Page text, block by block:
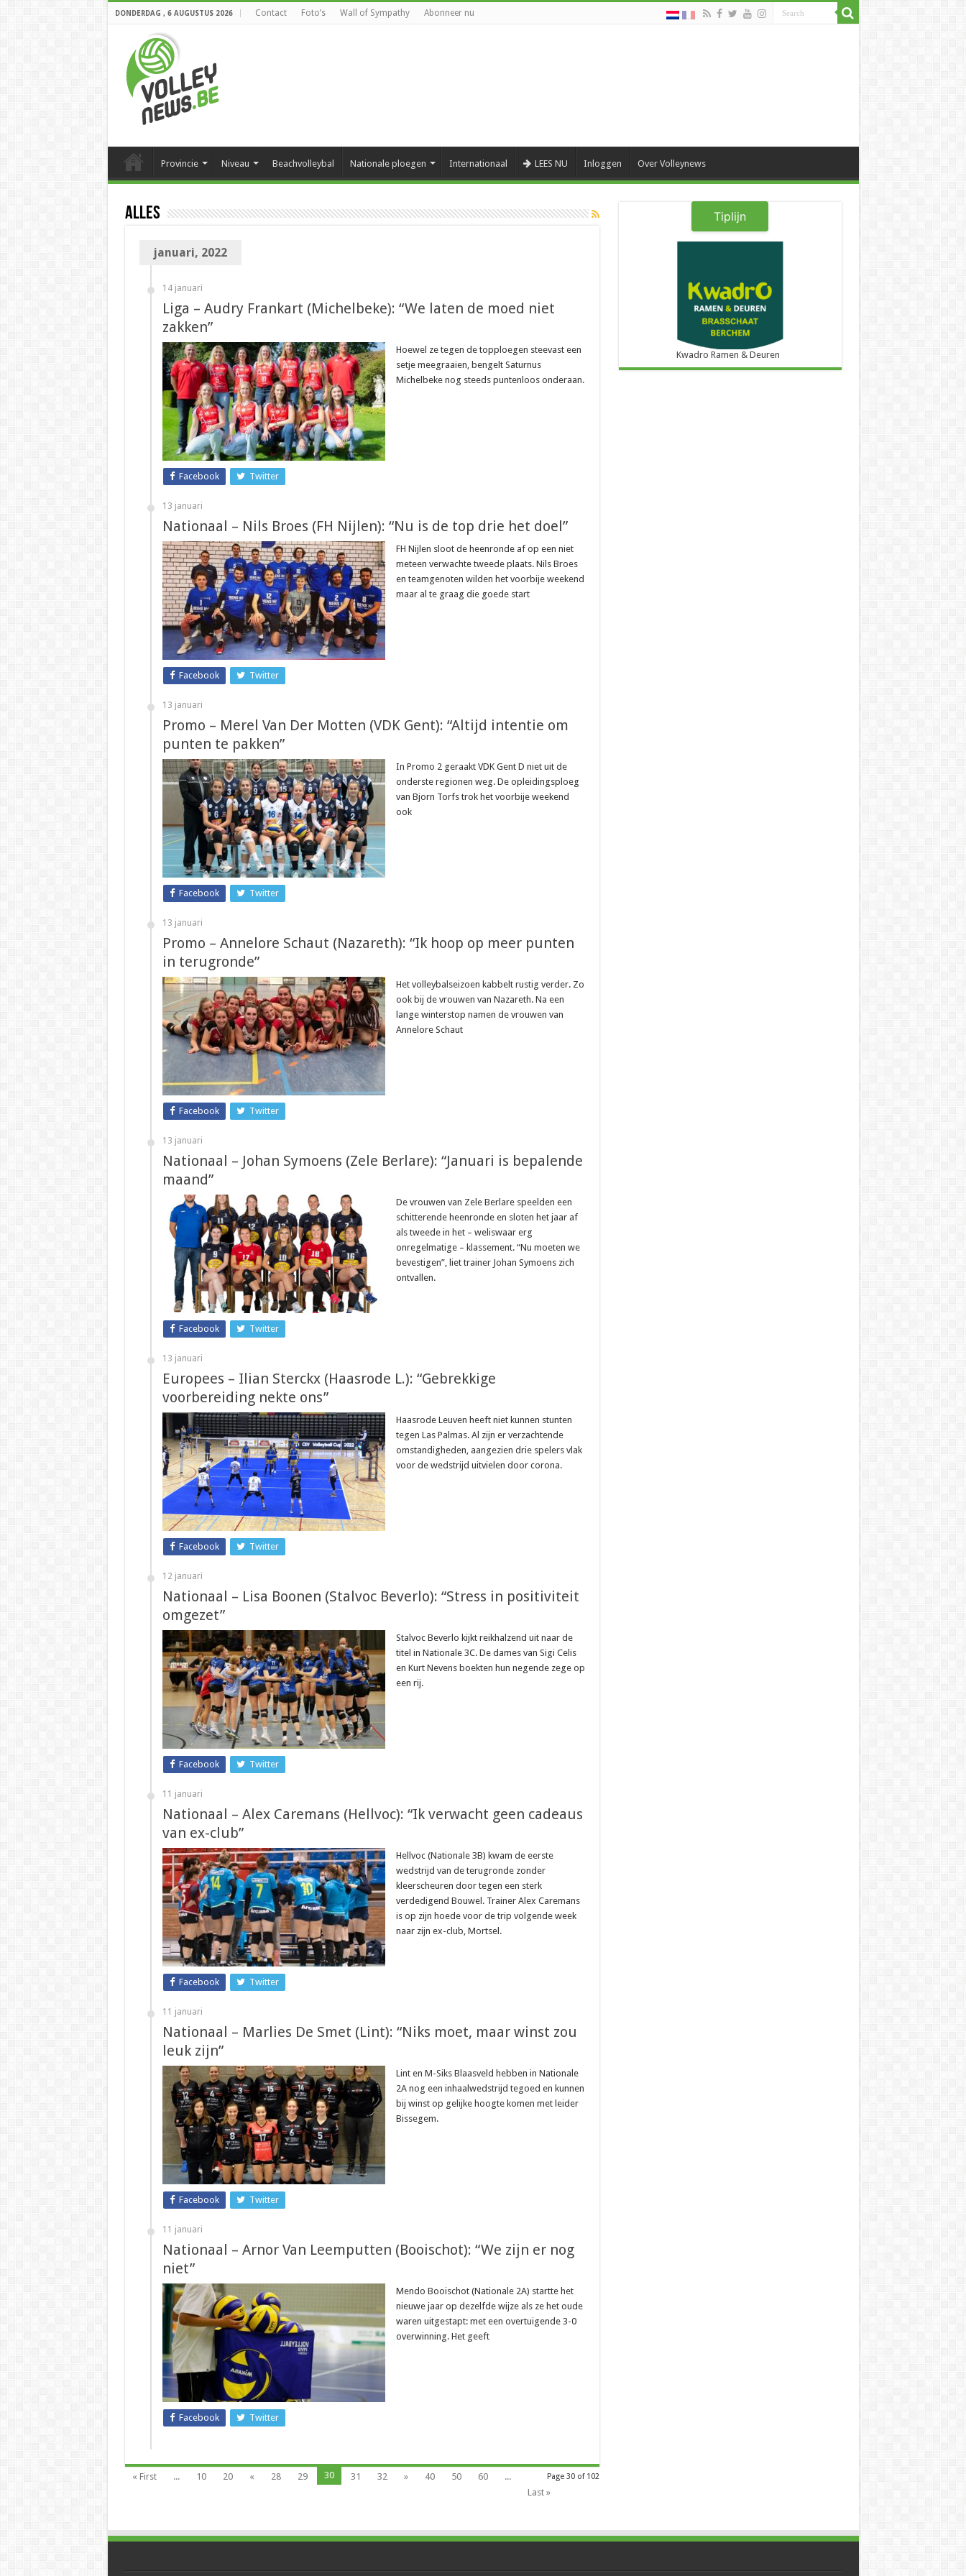
DONDERDAG , 6 AUGUSTUS 2026 Contact Foto’s Wall of Sympathy Abonneer nu
Provincie Niveau Beachvolleybal Nationale ploegen Internationaal LEES NU Inloggen Over Volleynews
Alles
januari, 2022
14 januari
Liga – Audry Frankart (Michelbeke): “We laten de moed niet
zakken”
Hoewel ze tegen de topploegen steevast een
setje meegraaien, bengelt Saturnus
Michelbeke nog steeds puntenloos onderaan.
Facebook Twitter
13 januari
Nationaal – Nils Broes (FH Nijlen): “Nu is de top drie het doel”
FH Nijlen sloot de heenronde af op een niet
meteen verwachte tweede plaats. Nils Broes
en teamgenoten wilden het voorbije weekend
maar al te graag die goede start
Facebook Twitter
13 januari
Promo – Merel Van Der Motten (VDK Gent): “Altijd intentie om
punten te pakken”
In Promo 2 geraakt VDK Gent D niet uit de
onderste regionen weg. De opleidingsploeg
van Bjorn Torfs trok het voorbije weekend
ook
Facebook Twitter
13 januari
Promo – Annelore Schaut (Nazareth): “Ik hoop op meer punten
in terugronde”
Het volleybalseizoen kabbelt rustig verder. Zo
ook bij de vrouwen van Nazareth. Na een
lange winterstop namen de vrouwen van
Annelore Schaut
Facebook Twitter
13 januari
Nationaal – Johan Symoens (Zele Berlare): “Januari is bepalende
maand”
De vrouwen van Zele Berlare speelden een
schitterende heenronde en sloten het jaar af
als tweede in het – weliswaar erg
onregelmatige – klassement. “Nu moeten we
bevestigen”, liet trainer Johan Symoens zich
ontvallen.
Facebook Twitter
13 januari
Europees – Ilian Sterckx (Haasrode L.): “Gebrekkige
voorbereiding nekte ons”
Haasrode Leuven heeft niet kunnen stunten
tegen Las Palmas. Al zijn er verzachtende
omstandigheden, aangezien drie spelers vlak
voor de wedstrijd uitvielen door corona.
Facebook Twitter
12 januari
Nationaal – Lisa Boonen (Stalvoc Beverlo): “Stress in positiviteit
omgezet”
Stalvoc Beverlo kijkt reikhalzend uit naar de
titel in Nationale 3C. De dames van Sigi Celis
en Kurt Nevens boekten hun negende zege op
een rij.
Facebook Twitter
11 januari
Nationaal – Alex Caremans (Hellvoc): “Ik verwacht geen cadeaus
van ex-club”
Hellvoc (Nationale 3B) kwam de eerste
wedstrijd van de terugronde zonder
kleerscheuren door tegen een sterk
verdedigend Bouwel. Trainer Alex Caremans
is op zijn hoede voor de trip volgende week
naar zijn ex-club, Mortsel.
Facebook Twitter
11 januari
Nationaal – Marlies De Smet (Lint): “Niks moet, maar winst zou
leuk zijn”
Lint en M-Siks Blaasveld hebben in Nationale
2A nog een inhaalwedstrijd tegoed en kunnen
bij winst op gelijke hoogte komen met leider
Bissegem.
Facebook Twitter
11 januari
Nationaal – Arnor Van Leemputten (Booischot): “We zijn er nog
niet”
Mendo Booischot (Nationale 2A) startte het
nieuwe jaar op dezelfde wijze als ze het oude
waren uitgestapt: met een overtuigende 3-0
overwinning. Het geeft
Facebook Twitter
Page 30 of 102
« First ... 10 20 « 28 29 30 31 32 » 40 50 60
...
Last »
Tiplijn
Kwadro Ramen & Deuren